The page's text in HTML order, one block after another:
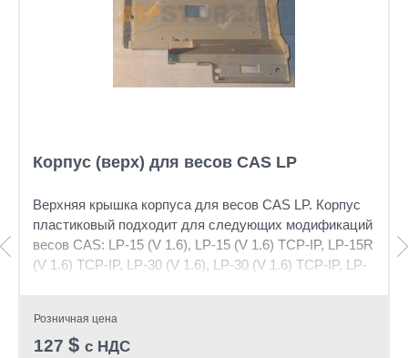
Корпус (верх) для весов CAS LP
Верхняя крышка корпуса для весов CAS LP. Корпус
пластиковый подходит для следующих модификаций
весов CAS: LP-15 (V 1.6), LP-15 (V 1.6) TCP-IP, LP-15R
(V 1.6) TCP-IP, LP-30 (V 1.6), LP-30 (V 1.6) TCP-IP, LP-
Розничная цена
127 $ с НДС